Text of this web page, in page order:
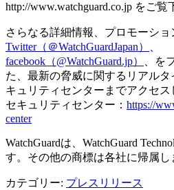
http://www.watchguard.co.jp をご覧
さらなる詳細情報、プロモーシ
Twitter（＠WatchGuardJapan）
facebook（@WatchGuard.jp）
、を
た、最新の脅威に関するリアル
キュリティセンターまでアクセス
セキュリティセンター： https://
center
WatchGuardは、WatchGuard
す。その他の商標は各社に帰属し
カテゴリー: プレスリリース